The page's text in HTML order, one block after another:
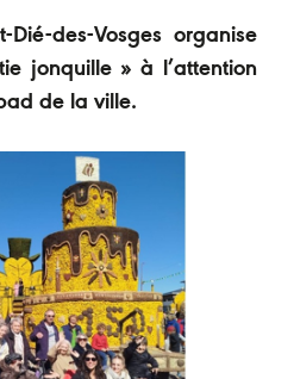
des-Vosges organise
jonquille » à l’attention
de la ville.